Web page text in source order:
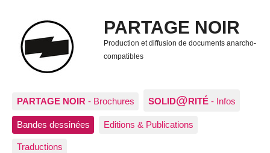
PARTAGE NOIR
Production et diffusion de documents anarcho-
compatibles
PARTAGE NOIR - Brochures SOLID@RITÉ - Infos
Bandes dessinées Editions & Publications
Traductions